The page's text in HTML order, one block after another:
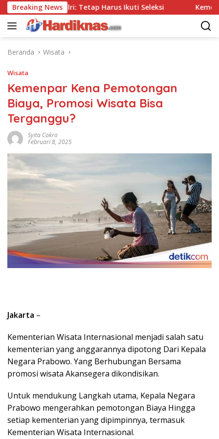
Langsung
ke
konten
Breaking News
Tes, Polri: Tetap Harus Ikuti Seleksi Kemenpar
Beranda Wisata
Wisata
Kemenpar Kena Pemotongan
Biaya, Promosi Wisata Bisa
Terganggu?
Syita Cokro
Februari 8, 2025
Jakarta –
Kementerian Wisata Internasional menjadi salah satu
kementerian yang anggarannya dipotong Dari Kepala
Negara Prabowo. Yang Berhubungan Bersama
promosi wisata Akansegera dikondisikan.
Untuk mendukung Langkah utama, Kepala Negara
Prabowo mengerahkan pemotongan Biaya Hingga
setiap kementerian yang dipimpinnya, termasuk
Kementerian Wisata Internasional.